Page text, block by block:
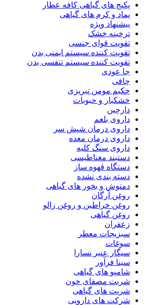
پکیج های گیاهی کافه عطار
پماد و کرم های گیاهی
پیشنهاد ویژه
ترخینه خشک
تقویت قوای جنسی
تقویت کننده سیستم ایمنی بدن
تقویت کننده سیستم تنفسی بدن
جا عودی
چاقی
حکیم مومن تبریزی
خشکبار و حبوبات
دارچین
داروی بلغم
داروی درمان شپش سر
داروی درمان معده
داروی سنگ کلیه
دستبند مغناطیسی
دستگاه قهوه ساز
دسته بندی نشده
دمنوش و بخور های گیاهی
روغن آرگان
روغن خراطین و روغن زالو
روغن گیاهی
زعفران
سبزیجات معطر
سوغات
سیگار عنبر نسارا
سینا فرآور
شامپو های گیاهی
شربت مصفای خون
شربت های گیاهی
شرکت های دارویی